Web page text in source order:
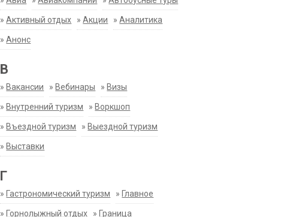
»Активный отдых »Акции »Аналитика
»Анонс
В
» Вакансии » Вебинары » Визы
» Внутренний туризм » Воркшоп
» Въездной туризм » Выездной туризм
» Выставки
Г
» Гастрономический туризм » Главное
» Горнолыжный отдых » Граница